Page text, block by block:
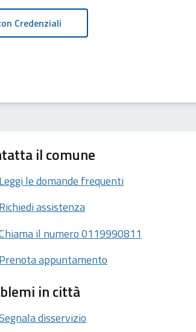
il comune
le domande frequenti
assistenza
il numero 0119990811
appuntamento
in città
disservizio